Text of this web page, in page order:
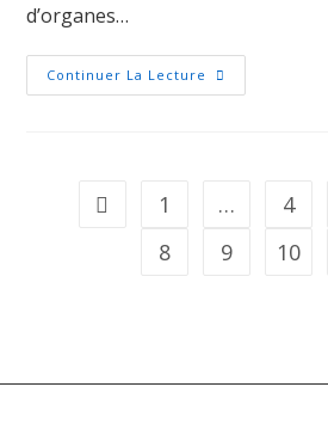
d’organes…
Continuer La Lecture
1 … 4
8
9 10